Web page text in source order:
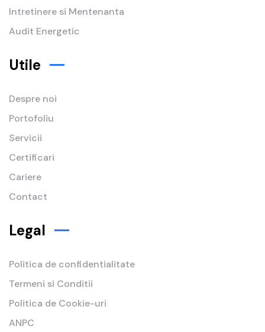
Intretinere si Mentenanta
Audit Energetic
Utile
Despre noi
Portofoliu
Servicii
Certificari
Cariere
Contact
Legal
Politica de confidentialitate
Termeni si Conditii
Politica de Cookie-uri
ANPC